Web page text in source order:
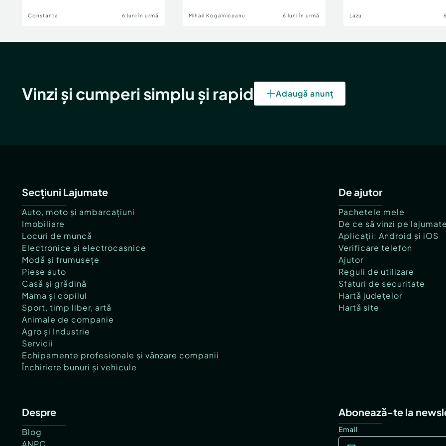
Constanta 6 luni în urmă Mihail Kogalniceanu 6 luni în urmă Lazu
Vinzi și cumperi simplu și rapid Adaugă anunț
Secțiuni Lajumate
Auto, moto și ambarcațiuni
Imobiliare
Locuri de muncă
Electronice și electrocasnice
Modă și frumusețe
Piese auto
Casă și grădină
Mama și copilul
Sport, timp liber, artă
Animale de companie
Agro și Industrie
Servicii
Echipamente profesionale și vânzare companii
Închiriere bunuri și vehicule
De ajutor
Pachetele mele
De ce să vinzi pe
Aplicații: Android și iOS
Verificare telefon
Ajutor
Reguli de utilizare
Sfaturi de securitate
Hartă județelor
Hartă site
Despre
Blog
ANPC
Abonează-te la
Email